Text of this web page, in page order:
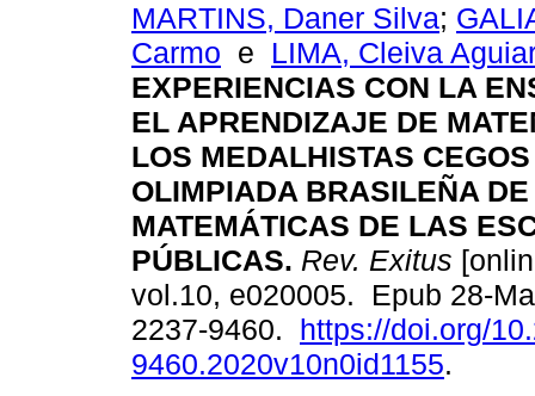
MARTINS, Daner Silva;
Carmo e LIMA, Cleiva
EXPERIENCIAS CON LA
EL APRENDIZAJE DE
LOS MEDALHISTAS
OLIMPIADA BRASILEÑA DE
MATEMÁTICAS DE LAS
PÚBLICAS. Rev. Exitus
vol.10, e020005. Epub 28-
2237-9460. https://doi.org/
9460.2020v10n0id1155.